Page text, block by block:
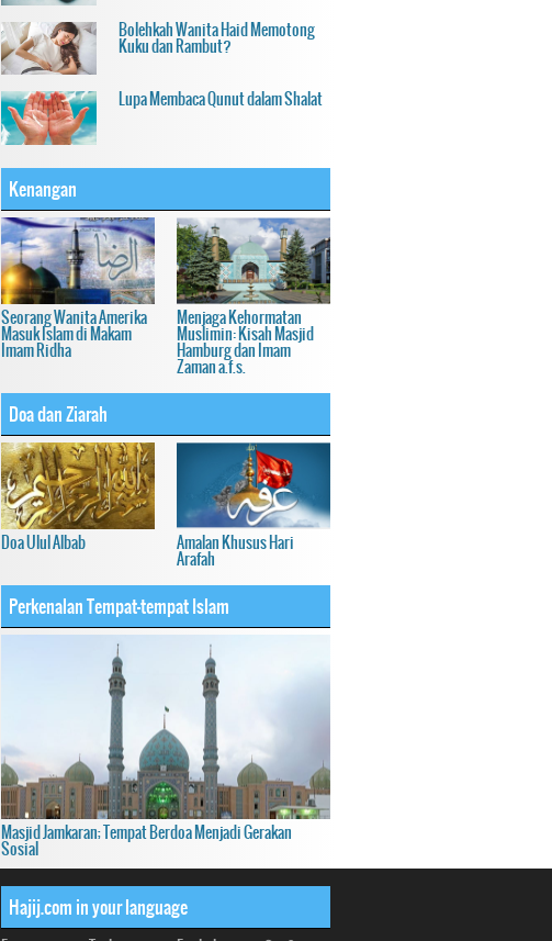
Bolehkah Wanita Haid Memotong
Kuku dan Rambut?
Lupa Membaca Qunut dalam Shalat
Kenangan
Seorang Wanita Amerika
Masuk Islam di Makam
Imam Ridha
Menjaga Kehormatan
Muslimin: Kisah Masjid
Hamburg dan Imam
Zaman a.f.s.
Doa dan Ziarah
Doa Ulul Albab Amalan Khusus Hari
Arafah
Perkenalan Tempat-tempat Islam
Masjid Jamkaran; Tempat Berdoa Menjadi Gerakan
Sosial
Hajij.com in your language